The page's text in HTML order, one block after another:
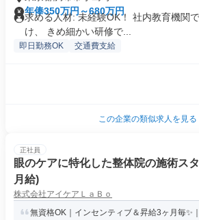
年俸350万円～680万円
求める人材: 未経験OK！ 社内教育機関
け、 きめ細かい研修で...
即日勤務OK 交通費支給
この企業の類似求人を見る
正社員
眼のケアに特化した整体院の施術ス
月給)
株式会社アイケアＬａＢｏ
無資格OK｜インセンティブ＆昇給3ヶ月毎✨